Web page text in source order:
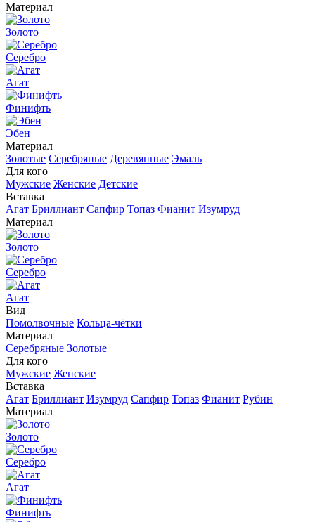
Материал
Золото
Серебро
Агат
Финифть
Эбен
Материал
Золотые Серебряные Деревянные Эмаль
Для кого
Мужские Женские Детские
Вставка
Агат Бриллиант Сапфир Топаз Фианит Изумруд
Материал
Золото
Серебро
Агат
Вид
Помолвочные Кольца-чётки
Материал
Серебряные Золотые
Для кого
Мужские Женские
Вставка
Агат Бриллиант Изумруд Сапфир Топаз Фианит Рубин
Материал
Золото
Серебро
Агат
Финифть